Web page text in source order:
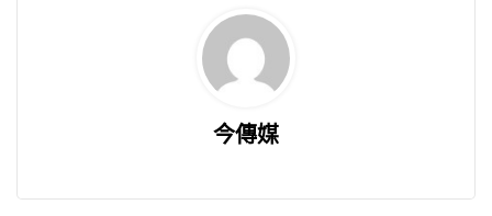
今傳媒